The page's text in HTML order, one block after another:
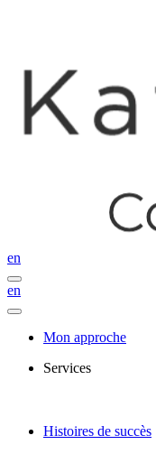
en
en
Mon approche
Services
Histoires de succès